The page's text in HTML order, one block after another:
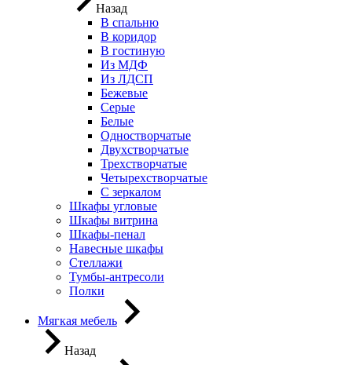
Назад
В спальню
В коридор
В гостиную
Из МДФ
Из ЛДСП
Бежевые
Серые
Белые
Одностворчатые
Двухстворчатые
Трехстворчатые
Четырехстворчатые
С зеркалом
Шкафы угловые
Шкафы витрина
Шкафы-пенал
Навесные шкафы
Стеллажи
Тумбы-антресоли
Полки
Мягкая мебель
Назад